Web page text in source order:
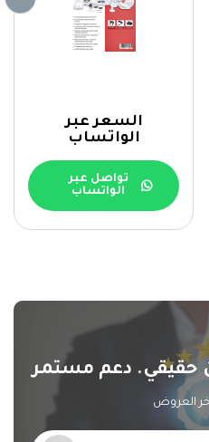
السعر عبر
الواتساب
تواصل عبر
الواتساب
دعم مستمر
العروض